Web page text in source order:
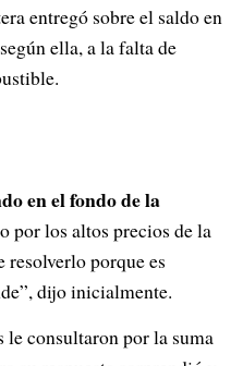
entregó sobre el saldo en
ella, a la falta de
en el fondo de la
por los altos precios de la
resolverlo porque es
dijo inicialmente.
le consultaron por la suma